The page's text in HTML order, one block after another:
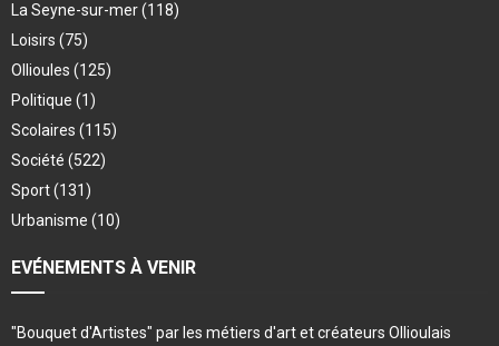
La Seyne-sur-mer(118)
Loisirs (75)
Ollioules (125)
Politique (1)
Scolaires (115)
Société (522)
Sport(131)
Urbanisme (10)
EVÉNEMENTS À VENIR
"Bouquet d'Artistes" par les métiers d'art et créateurs Ollioulais